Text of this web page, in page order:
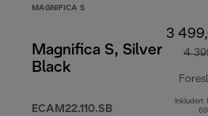
MAGNIFICA S
Magnifica S, Silver
Black
ECAM22.110.SB
3
4
Inkludert